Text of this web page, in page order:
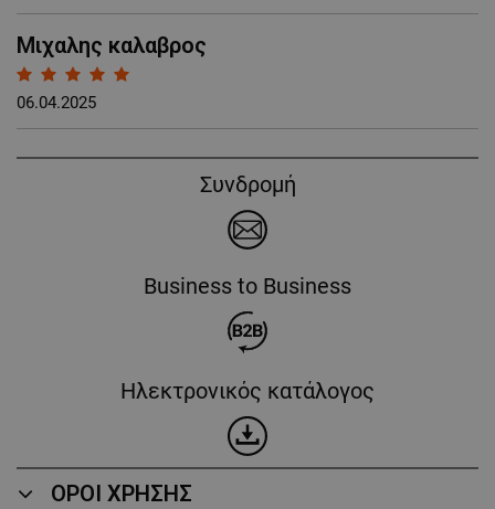
Μιχαλης καλαβρος
06.04.2025
Συνδρομή
Business to Business
Ηλεκτρονικός κατάλογος
ΟΡΟΙ ΧΡΗΣΗΣ